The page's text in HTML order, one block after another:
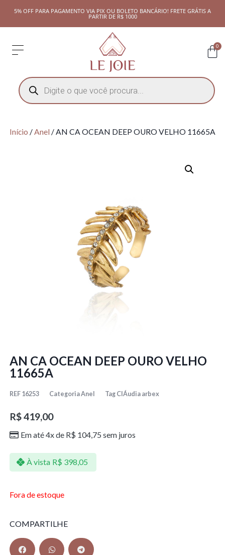
5% OFF PARA PAGAMENTO VIA PIX OU BOLETO BANCÁRIO! FRETE GRÁTIS A
PARTIR DE R$ 1000
0
Início /Anel / AN CA OCEAN DEEP OURO VELHO 11665A
AN CA OCEAN DEEP OURO VELHO
11665A
REF 16253 CategoriaAnel Tag ClÁudia arbex
R$419,00
Em até 4x de R$ 104,75 sem juros
À vista R$ 398,05
Fora de estoque
COMPARTILHE